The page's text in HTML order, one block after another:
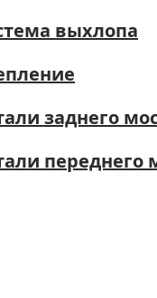
выхлопа
заднего
переднего